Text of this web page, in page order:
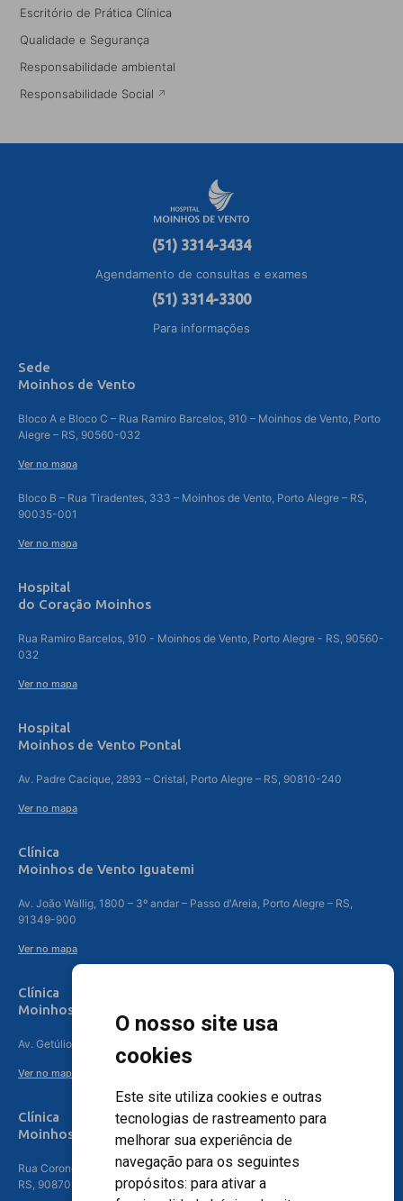
O nosso site usa
cookies
Este site utiliza cookies e outras
tecnologias de rastreamento para
melhorar sua experiência de
navegação para os seguintes
propósitos: para ativar a
Escritório de Prática Clínica
Qualidade e Segurança
Responsabilidade ambiental
Responsabilidade Social
(51) 3314-3434
Agendamento de consultas e exames
(51) 3314-3300
Para informações
Sede
Moinhos de Vento
Bloco A e Bloco C – Rua Ramiro Barcelos, 910 – Moinhos de Vento, Porto
Alegre – RS, 90560-032
Ver no mapa
Bloco B – Rua Tiradentes, 333 – Moinhos de Vento, Porto Alegre – RS,
90035-001
Ver no mapa
Hospital
do Coração Moinhos
Rua Ramiro Barcelos, 910 - Moinhos de Vento, Porto Alegre - RS, 90560-
032
Ver no mapa
Hospital
Moinhos de Vento Pontal
Av. Padre Cacique, 2893 – Cristal, Porto Alegre – RS, 90810-240
Ver no mapa
Clínica
Moinhos de Vento Iguatemi
Av. João Wallig, 1800 – 3º andar – Passo d'Areia, Porto Alegre – RS,
91349-900
Ver no mapa
Clínica
Moinhos de Vento Canoas
Av. Getúlio Vargas, 4841 – Centro, Canoas – RS, 92010-010
Ver no mapa
Clínica
Moinhos de Vento - Teresópolis
Rua Coronel Aparício Borges, 250 - 3º andar - Teresópolis, Porto Alegre -
RS, 90870-016